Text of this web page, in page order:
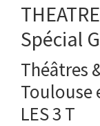
Spécial
Théâtres
Toulouse
LES 3 T